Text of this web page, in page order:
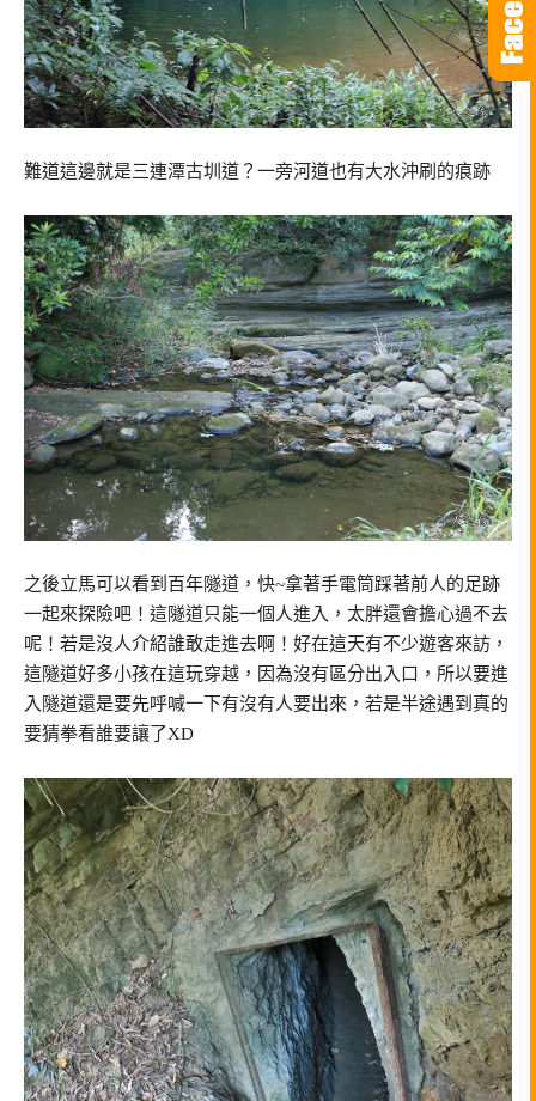
難道這邊就是三連潭古圳道？一旁河道也有大水沖刷的痕跡
之後立馬可以看到百年隧道，快~拿著手電筒踩著前人的足跡
一起來探險吧！這隧道只能一個人進入，太胖還會擔心過不去
呢！若是沒人介紹誰敢走進去啊！好在這天有不少遊客來訪，
這隧道好多小孩在這玩穿越，因為沒有區分出入口，所以要進
入隧道還是要先呼喊一下有沒有人要出來，若是半途遇到真的
要猜拳看誰要讓了XD